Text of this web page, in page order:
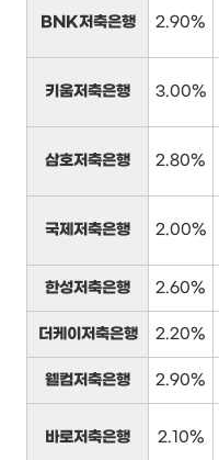
BNK저축은행 2.90%
키움저축은행 3.00%
삼호저축은행 2.80%
국제저축은행 2.00%
한성저축은행 2.60%
더케이저축은행 2.20%
웰컴저축은행 2.90%
바로저축은행 2.10%